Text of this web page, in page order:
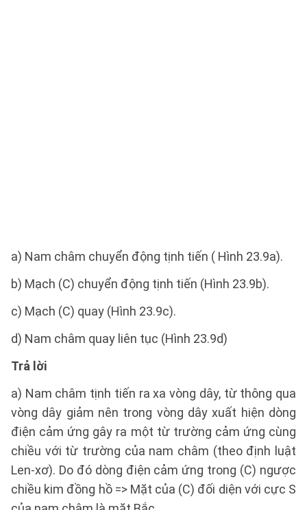
a) Nam châm chuyển động tịnh tiến ( Hình 23.9a).
b) Mạch (C) chuyển động tịnh tiến (Hình 23.9b).
c) Mạch (C) quay (Hình 23.9c).
d) Nam châm quay liên tục (Hình 23.9d)
Trả lời
a) Nam châm tịnh tiến ra xa vòng dây, từ thông qua
vòng dây giảm nên trong vòng dây xuất hiện dòng
điện cảm ứng gây ra một từ trường cảm ứng cùng
chiều với từ trường của nam châm (theo định luật
Len-xơ). Do đó dòng điện cảm ứng trong (C) ngược
chiều kim đồng hồ => Mặt của (C) đối diện với cực S